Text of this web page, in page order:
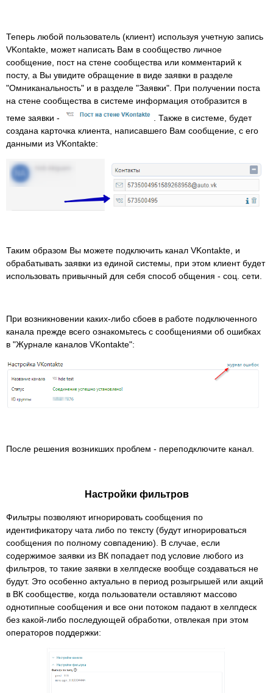
Теперь любой пользователь (клиент) используя учетную запись
VKontakte, может написать Вам в сообщество личное
сообщение, пост на стене сообщества или комментарий к
посту, а Вы увидите обращение в виде заявки в разделе
"Омниканальность" и в разделе "Заявки". При получении поста
на стене сообщества в системе информация отобразится в
теме заявки -
. Также в системе, будет
создана карточка клиента, написавшего Вам сообщение, с его
данными из VKontakte:
Таким образом Вы можете подключить канал VKontakte, и
обрабатывать заявки из единой системы, при этом клиент будет
использовать привычный для себя способ общения - соц. сети.
При возникновении каких-либо сбоев в работе подключенного
канала прежде всего ознакомьтесь с сообщениями об ошибках
в "Журнале каналов VKontakte":
После решения возникших проблем - переподключите канал.
Настройки фильтров
Фильтры позволяют игнорировать сообщения по
идентификатору чата либо по тексту (будут игнорироваться
сообщения по полному совпадению). В случае, если
содержимое заявки из ВК попадает под условие любого из
фильтров, то такие заявки в хелпдеске вообще создаваться не
будут. Это особенно актуально в период розыгрышей или акций
в ВК сообществе, когда пользователи оставляют массово
однотипные сообщения и все они потоком падают в хелпдеск
без какой-либо последующей обработки, отвлекая при этом
операторов поддержки: